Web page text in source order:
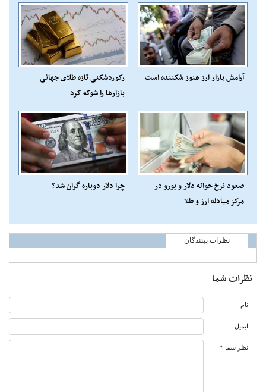
آرامش بازار ارز هنوز شکننده است
رکوردشکنی تازه طلای جهانی
بازارها را شوکه کرد
صعود نرخ حواله دلار و یورو در
مرکز مبادله ارز و طلا
چرا دلار دوباره گران شد؟
نظرات بینندگان
نظرات شما
نام
ایمیل
نظر شما *